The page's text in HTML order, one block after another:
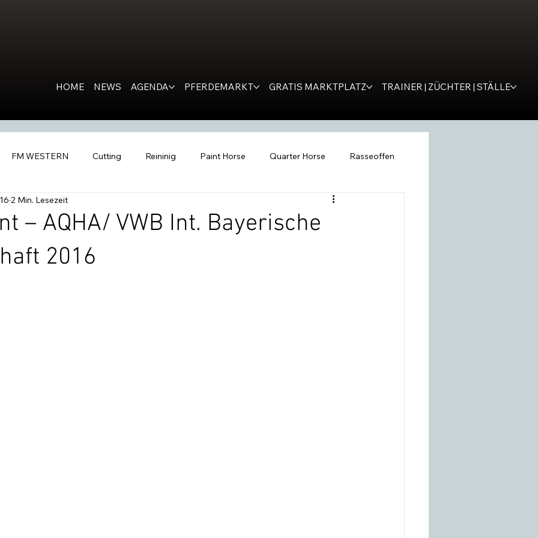
HOME NEWS AGENDA PFERDEMARKT GRATIS MARKTPLATZ TRAINER | ZÜCHTER | STÄLLE
FM WESTERN Cutting Reininig Paint Horse Quarter Horse Rasseoffen
Horse WESTERNER
People Inside the Barn
– AQHA/ VWB Int. Bayerische
2016
2 Min. Lesezeit